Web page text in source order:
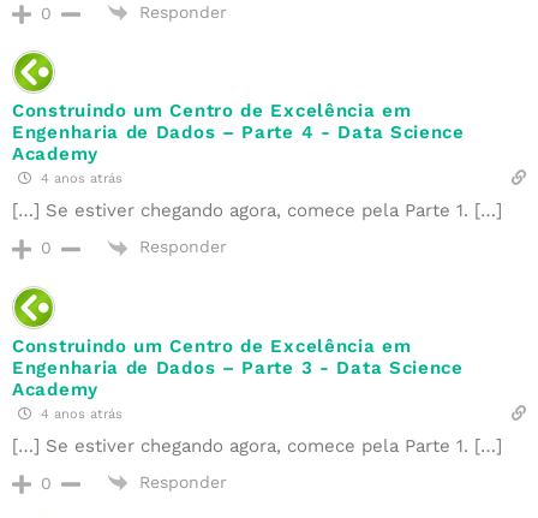
0 Responder
Construindo um Centro de Excelência em
Engenharia de Dados – Parte 4 - Data Science
Academy
4 anos atrás
[…] Se estiver chegando agora, comece pela Parte 1. […]
0 Responder
Construindo um Centro de Excelência em
Engenharia de Dados – Parte 3 - Data Science
Academy
4 anos atrás
[…] Se estiver chegando agora, comece pela Parte 1. […]
0 Responder